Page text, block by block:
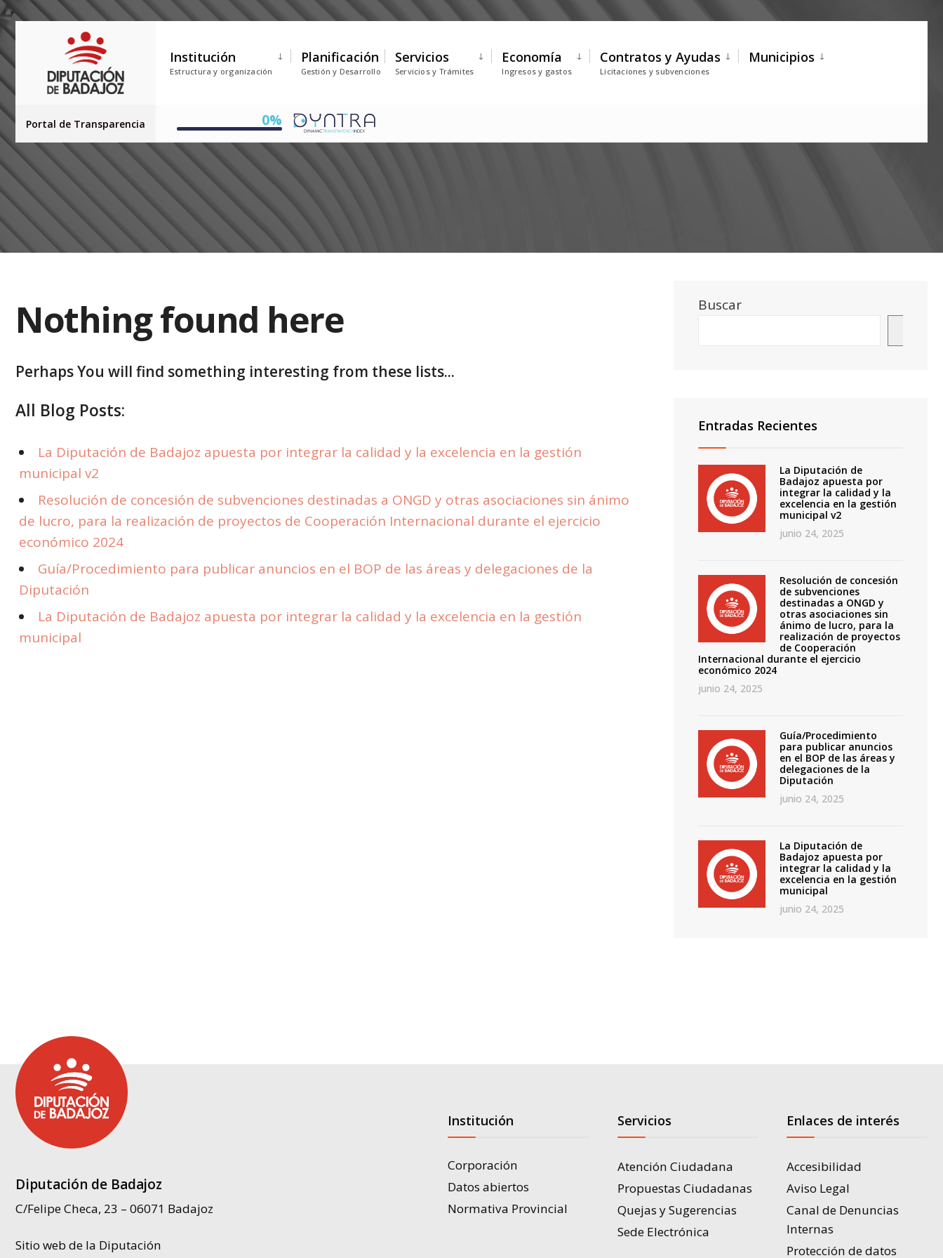
Institución
Estructura y organización
Planificación
Gestión y Desarrollo
Servicios
Servicios y Trámites
Economía
Ingresos y gastos
Contratos y Ayudas
Licitaciones y subvenciones
Municipios
Portal de Transparencia 0%
Nothing found here
Perhaps You will find something interesting from these lists...
All Blog Posts:
La Diputación de Badajoz apuesta por integrar la calidad y la excelencia en la gestión
municipal v2
Resolución de concesión de subvenciones destinadas a ONGD y otras asociaciones sin ánimo
de lucro, para la realización de proyectos de Cooperación Internacional durante el ejercicio
económico 2024
Guía/Procedimiento para publicar anuncios en el BOP de las áreas y delegaciones de la
Diputación
La Diputación de Badajoz apuesta por integrar la calidad y la excelencia en la gestión
municipal
Buscar
Entradas Recientes
La Diputación de
Badajoz apuesta por
integrar la calidad y la
excelencia en la gestión
municipal v2
junio 24, 2025
Resolución de concesión
de subvenciones
destinadas a ONGD y
otras asociaciones sin
ánimo de lucro, para la
realización de proyectos
de Cooperación
Internacional durante el ejercicio
económico 2024
junio 24, 2025
Guía/Procedimiento
para publicar anuncios
en el BOP de las áreas y
delegaciones de la
Diputación
junio 24, 2025
La Diputación de
Badajoz apuesta por
integrar la calidad y la
excelencia en la gestión
municipal
junio 24, 2025
Diputación de Badajoz
C/Felipe Checa, 23 – 06071 Badajoz
Sitio web de la Diputación
Institución
Corporación
Datos abiertos
Normativa Provincial
Servicios
Atención Ciudadana
Propuestas Ciudadanas
Quejas y Sugerencias
Sede Electrónica
Enlaces de interés
Accesibilidad
Aviso Legal
Canal de Denuncias
Internas
Protección de datos